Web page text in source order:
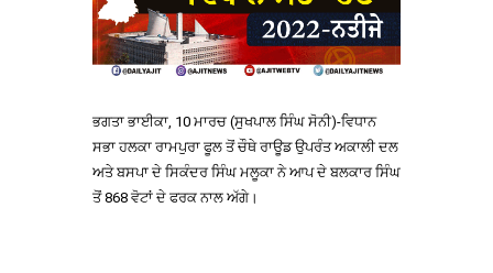
ਭਗਤਾ ਭਾਈਕਾ, 10 ਮਾਰਚ (ਸੁਖਪਾਲ ਸਿੰਘ ਸੋਨੀ)-ਵਿਧਾਨ
ਸਭਾ ਹਲਕਾ ਰਾਮਪੁਰਾ ਫੂਲ ਤੋਂ ਚੌਥੇ ਰਾਊਡ ਉਪਰੰਤ ਅਕਾਲੀ ਦਲ
ਅਤੇ ਬਸਪਾ ਦੇ ਸਿਕੰਦਰ ਸਿੰਘ ਮਲੂਕਾ ਨੇ ਆਪ ਦੇ ਬਲਕਾਰ ਸਿੰਘ
ਤੋਂ 868 ਵੋਟਾਂ ਦੇ ਫਰਕ ਨਾਲ ਅੱਗੇ।